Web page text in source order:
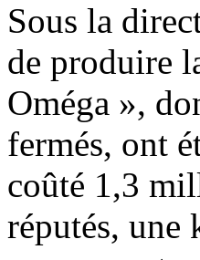
Sous la
de produire
Oméga »,
fermés, ont
coûté 1,3
réputés, une